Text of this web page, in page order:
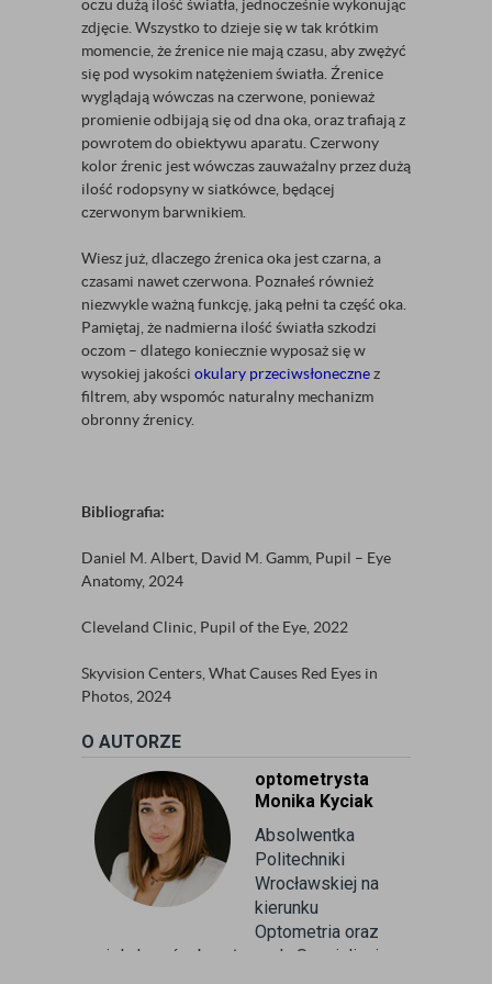
oczu dużą ilość światła, jednocześnie wykonując
zdjęcie. Wszystko to dzieje się w tak krótkim
momencie, że źrenice nie mają czasu, aby zwężyć
się pod wysokim natężeniem światła. Źrenice
wyglądają wówczas na czerwone, ponieważ
promienie odbijają się od dna oka, oraz trafiają z
powrotem do obiektywu aparatu. Czerwony
kolor źrenic jest wówczas zauważalny przez dużą
ilość rodopsyny w siatkówce, będącej
czerwonym barwnikiem.
Wiesz już, dlaczego źrenica oka jest czarna, a
czasami nawet czerwona. Poznałeś również
niezwykle ważną funkcję, jaką pełni ta część oka.
Pamiętaj, że nadmierna ilość światła szkodzi
oczom – dlatego koniecznie wyposaż się w
wysokiej jakości okulary przeciwsłonecznez
filtrem, aby wspomóc naturalny mechanizm
obronny źrenicy.
Bibliografia:
Daniel M. Albert, David M. Gamm, Pupil – Eye
Anatomy, 2024
Cleveland Clinic, Pupil of the Eye, 2022
Skyvision Centers, What Causes Red Eyes in
Photos, 2024
O AUTORZE
optometrysta
Monika Kyciak
Absolwentka
Politechniki
Wrocławskiej na
kierunku
Optometria oraz
wielu kursów branżowych. Specjalizuje